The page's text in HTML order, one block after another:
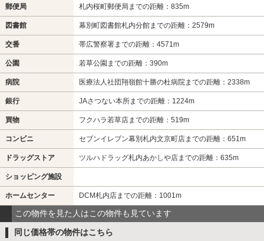
郵便局 札内桜町郵便局までの距離：835m
図書館 幕別町図書館札内分館までの距離：2579m
交番 帯広警察署までの距離：4571m
公園 若草公園までの距離：390m
病院 医療法人社団翔嶺館十勝の杜病院までの距離：2338m
銀行 JAさつない本所までの距離：1224m
買物 フクハラ若草店までの距離：519m
コンビニ セブンイレブン幕別札内文京町店までの距離：651m
ドラッグストア ツルハドラッグ札内あかしや店までの距離：635m
ショッピング施設
ホームセンター DCM札内店までの距離：1001m
この物件を見た人はこの物件も見ています
同じ価格帯の物件はこちら